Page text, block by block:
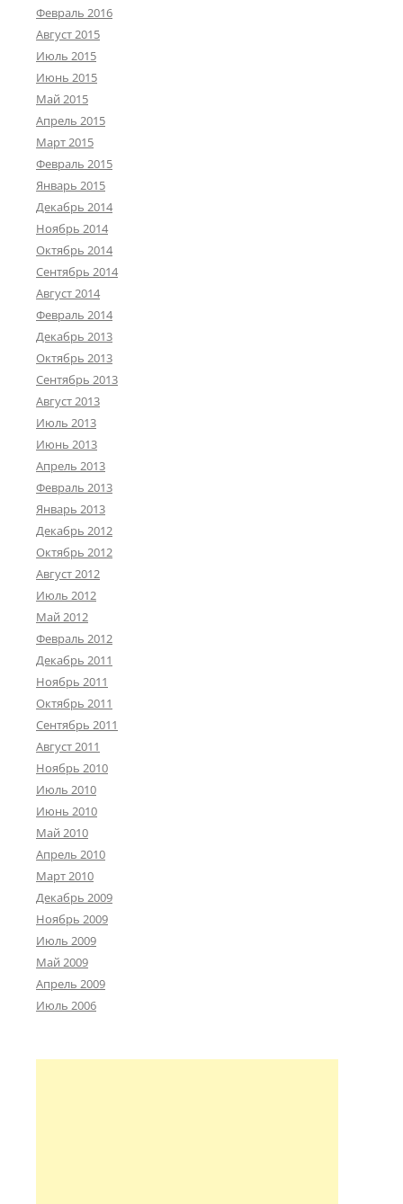
Февраль 2016
Август 2015
Июль 2015
Июнь 2015
Май 2015
Апрель 2015
Март 2015
Февраль 2015
Январь 2015
Декабрь 2014
Ноябрь 2014
Октябрь 2014
Сентябрь 2014
Август 2014
Февраль 2014
Декабрь 2013
Октябрь 2013
Сентябрь 2013
Август 2013
Июль 2013
Июнь 2013
Апрель 2013
Февраль 2013
Январь 2013
Декабрь 2012
Октябрь 2012
Август 2012
Июль 2012
Май 2012
Февраль 2012
Декабрь 2011
Ноябрь 2011
Октябрь 2011
Сентябрь 2011
Август 2011
Ноябрь 2010
Июль 2010
Июнь 2010
Май 2010
Апрель 2010
Март 2010
Декабрь 2009
Ноябрь 2009
Июль 2009
Май 2009
Апрель 2009
Июль 2006